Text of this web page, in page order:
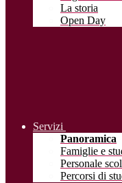
La storia
Open Day
Servizi
Panoramica
Famiglie e
Personale
Percorsi di